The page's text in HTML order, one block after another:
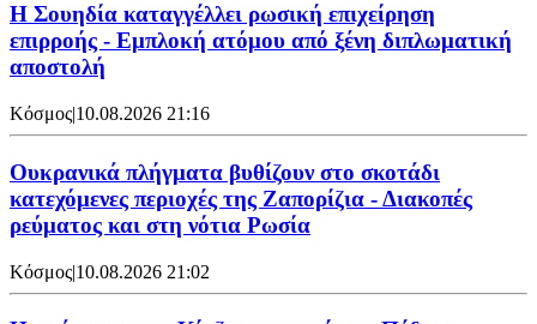
Η Σουηδία καταγγέλλει ρωσική επιχείρηση
επιρροής - Εμπλοκή ατόμου από ξένη διπλωματική
αποστολή
Κόσμος|10.08.2026 21:16
Ουκρανικά πλήγματα βυθίζουν στο σκοτάδι
κατεχόμενες περιοχές της Ζαπορίζια - Διακοπές
ρεύματος και στη νότια Ρωσία
Κόσμος|10.08.2026 21:02